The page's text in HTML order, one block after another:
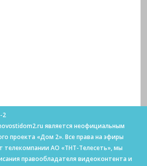
2
является неофициальным
проекта «Дом 2». Все права на эфиры
телекомпании АО «ТНТ-Телесеть», мы
правообладателя видеоконтента и